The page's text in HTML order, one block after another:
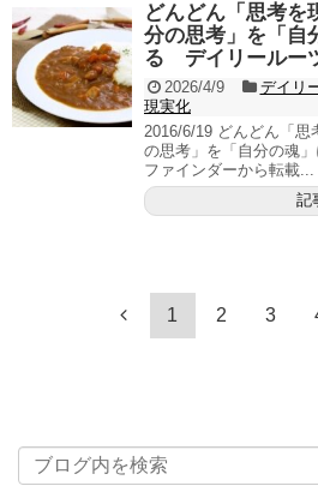
どんどん「思考を
分の思考」を「自
る デイリールー
2026/4/9 デイリ
現実化
2016/6/19 どんどん「思
の思考」を「自分の魂
ファインダーから転載...
記
1 2 3